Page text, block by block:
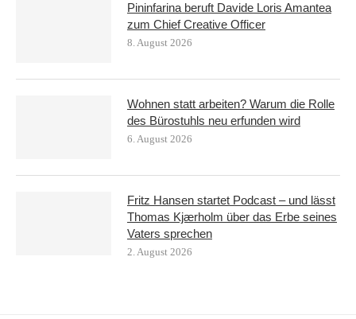
Pininfarina beruft Davide Loris Amantea
zum Chief Creative Officer
8. August 2026
Wohnen statt arbeiten? Warum die Rolle
des Bürostuhls neu erfunden wird
6. August 2026
Fritz Hansen startet Podcast – und lässt
Thomas Kjærholm über das Erbe seines
Vaters sprechen
2. August 2026